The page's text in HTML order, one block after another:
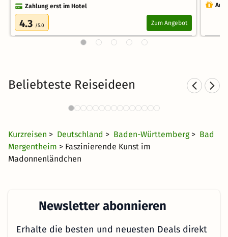
Zahlung erst im Hotel
4.3 /5.0 Zum Angebot
Beliebteste Reiseideen
Landhotels in Franken
472 Angebote
Kurzreisen > Deutschland > Baden-Württemberg > Bad
Mergentheim > Faszinierende Kunst im
Madonnenländchen
Newsletter abonnieren
Erhalte die besten und neuesten Deals direkt